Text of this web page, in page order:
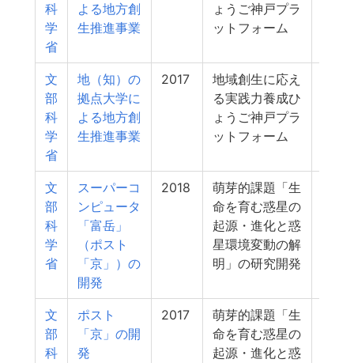
科
学
省
よる地方創
生推進事業
ょうご神戸プラ
ットフォーム
文
部
科
学
省
地（知）の
拠点大学に
よる地方創
生推進事業
2017
地域創生に応え
る実践力養成ひ
ょうご神戸プラ
ットフォーム
文
部
科
学
省
スーパーコ
ンピュータ
「富岳」
（ポスト
「京」）の
開発
2018
萌芽的課題「生
命を育む惑星の
起源・進化と惑
星環境変動の解
明」の研究開発
文
部
科
ポスト
「京」の開
発
2017
萌芽的課題「生
命を育む惑星の
起源・進化と惑